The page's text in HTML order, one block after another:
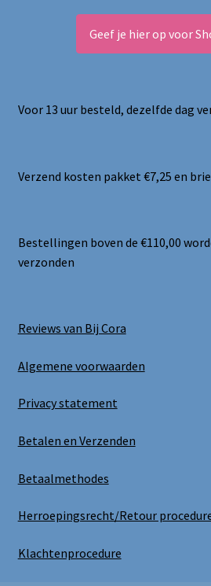
Geef je hier op voor
Voor 13 uur besteld, dezelfde dag
Verzend kosten pakket €7,25 en
Bestellingen boven de €110,00
verzonden
Reviews van Bij Cora
Algemene voorwaarden
Privacy statement
Betalen en Verzenden
Betaalmethodes
Herroepingsrecht/Retour
Klachtenprocedure